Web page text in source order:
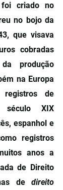
foi criado no
no bojo da
que visava
cobradas
produção
na Europa
de
século XIX
espanhol e
registros
anos a
de Direito
de direito